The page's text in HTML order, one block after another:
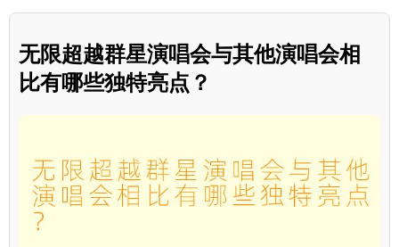
无限超越群星演唱会与其他演唱会相
比有哪些独特亮点？